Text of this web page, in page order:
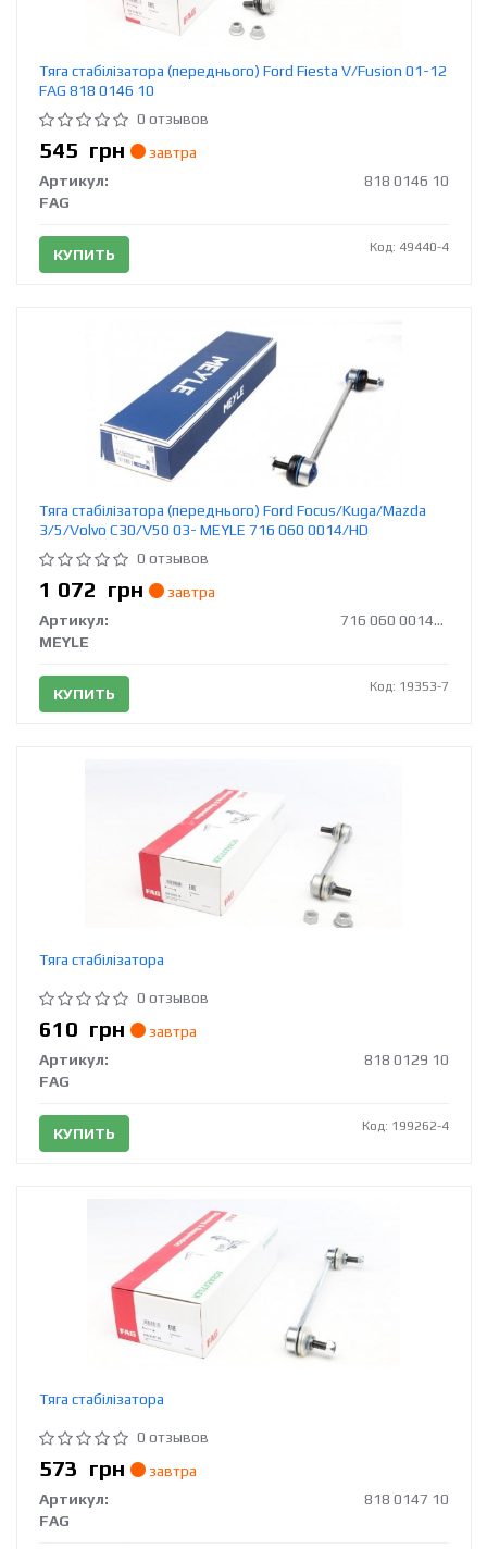
Тяга стабілізатора (переднього) Ford Fiesta V/Fusion 01-12
FAG 818 0146 10
0 отзывов
545 грн
завтра
Артикул:
818 0146 10
FAG
КУПИТЬ Код: 49440-4
Тяга стабілізатора (переднього) Ford Focus/Kuga/Mazda
3/5/Volvo C30/V50 03- MEYLE 716 060 0014/HD
0 отзывов
1 072 грн
завтра
Артикул:
716 060 0014/HD
MEYLE
КУПИТЬ Код: 19353-7
Тяга стабілізатора
0 отзывов
610 грн
завтра
Артикул:
818 0129 10
FAG
КУПИТЬ Код: 199262-4
Тяга стабілізатора
0 отзывов
573 грн
завтра
Артикул:
818 0147 10
FAG